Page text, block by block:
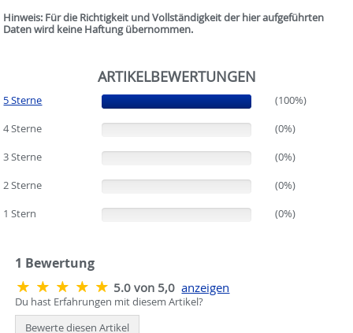
Hinweis: Für die Richtigkeit und Vollständigkeit der hier aufgeführten
Daten wird keine Haftung übernommen.
ARTIKELBEWERTUNGEN
5 Sterne (100%)
(100%)
4 Sterne
(0%)
3 Sterne
(0%)
2 Sterne
(0%)
1 Stern
(0%)
1 Bewertung
5.0 von 5,0 anzeigen
Du hast Erfahrungen mit diesem Artikel?
Bewerte diesen Artikel